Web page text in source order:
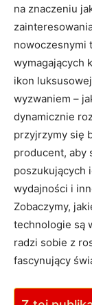
na znaczeniu
nowoczesnymi
wymagających
ikon
wyzwaniem –
dynamicznie
przyjrzymy się
producent, aby
poszukujących
wydajności i
Zobaczymy,
technologie są
radzi sobie z
fascynujący